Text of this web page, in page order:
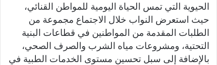
الحيوية التي تمس الحياة اليومية للمواطن القنائي،
حيث استعرض النواب خلال الاجتماع مجموعة من
الطلبات المقدمة من المواطنين في قطاعات البنية
التحتية، ومشروعات مياه الشرب والصرف الصحي،
بالإضافة إلى سبل تحسين مستوى الخدمات الطبية في